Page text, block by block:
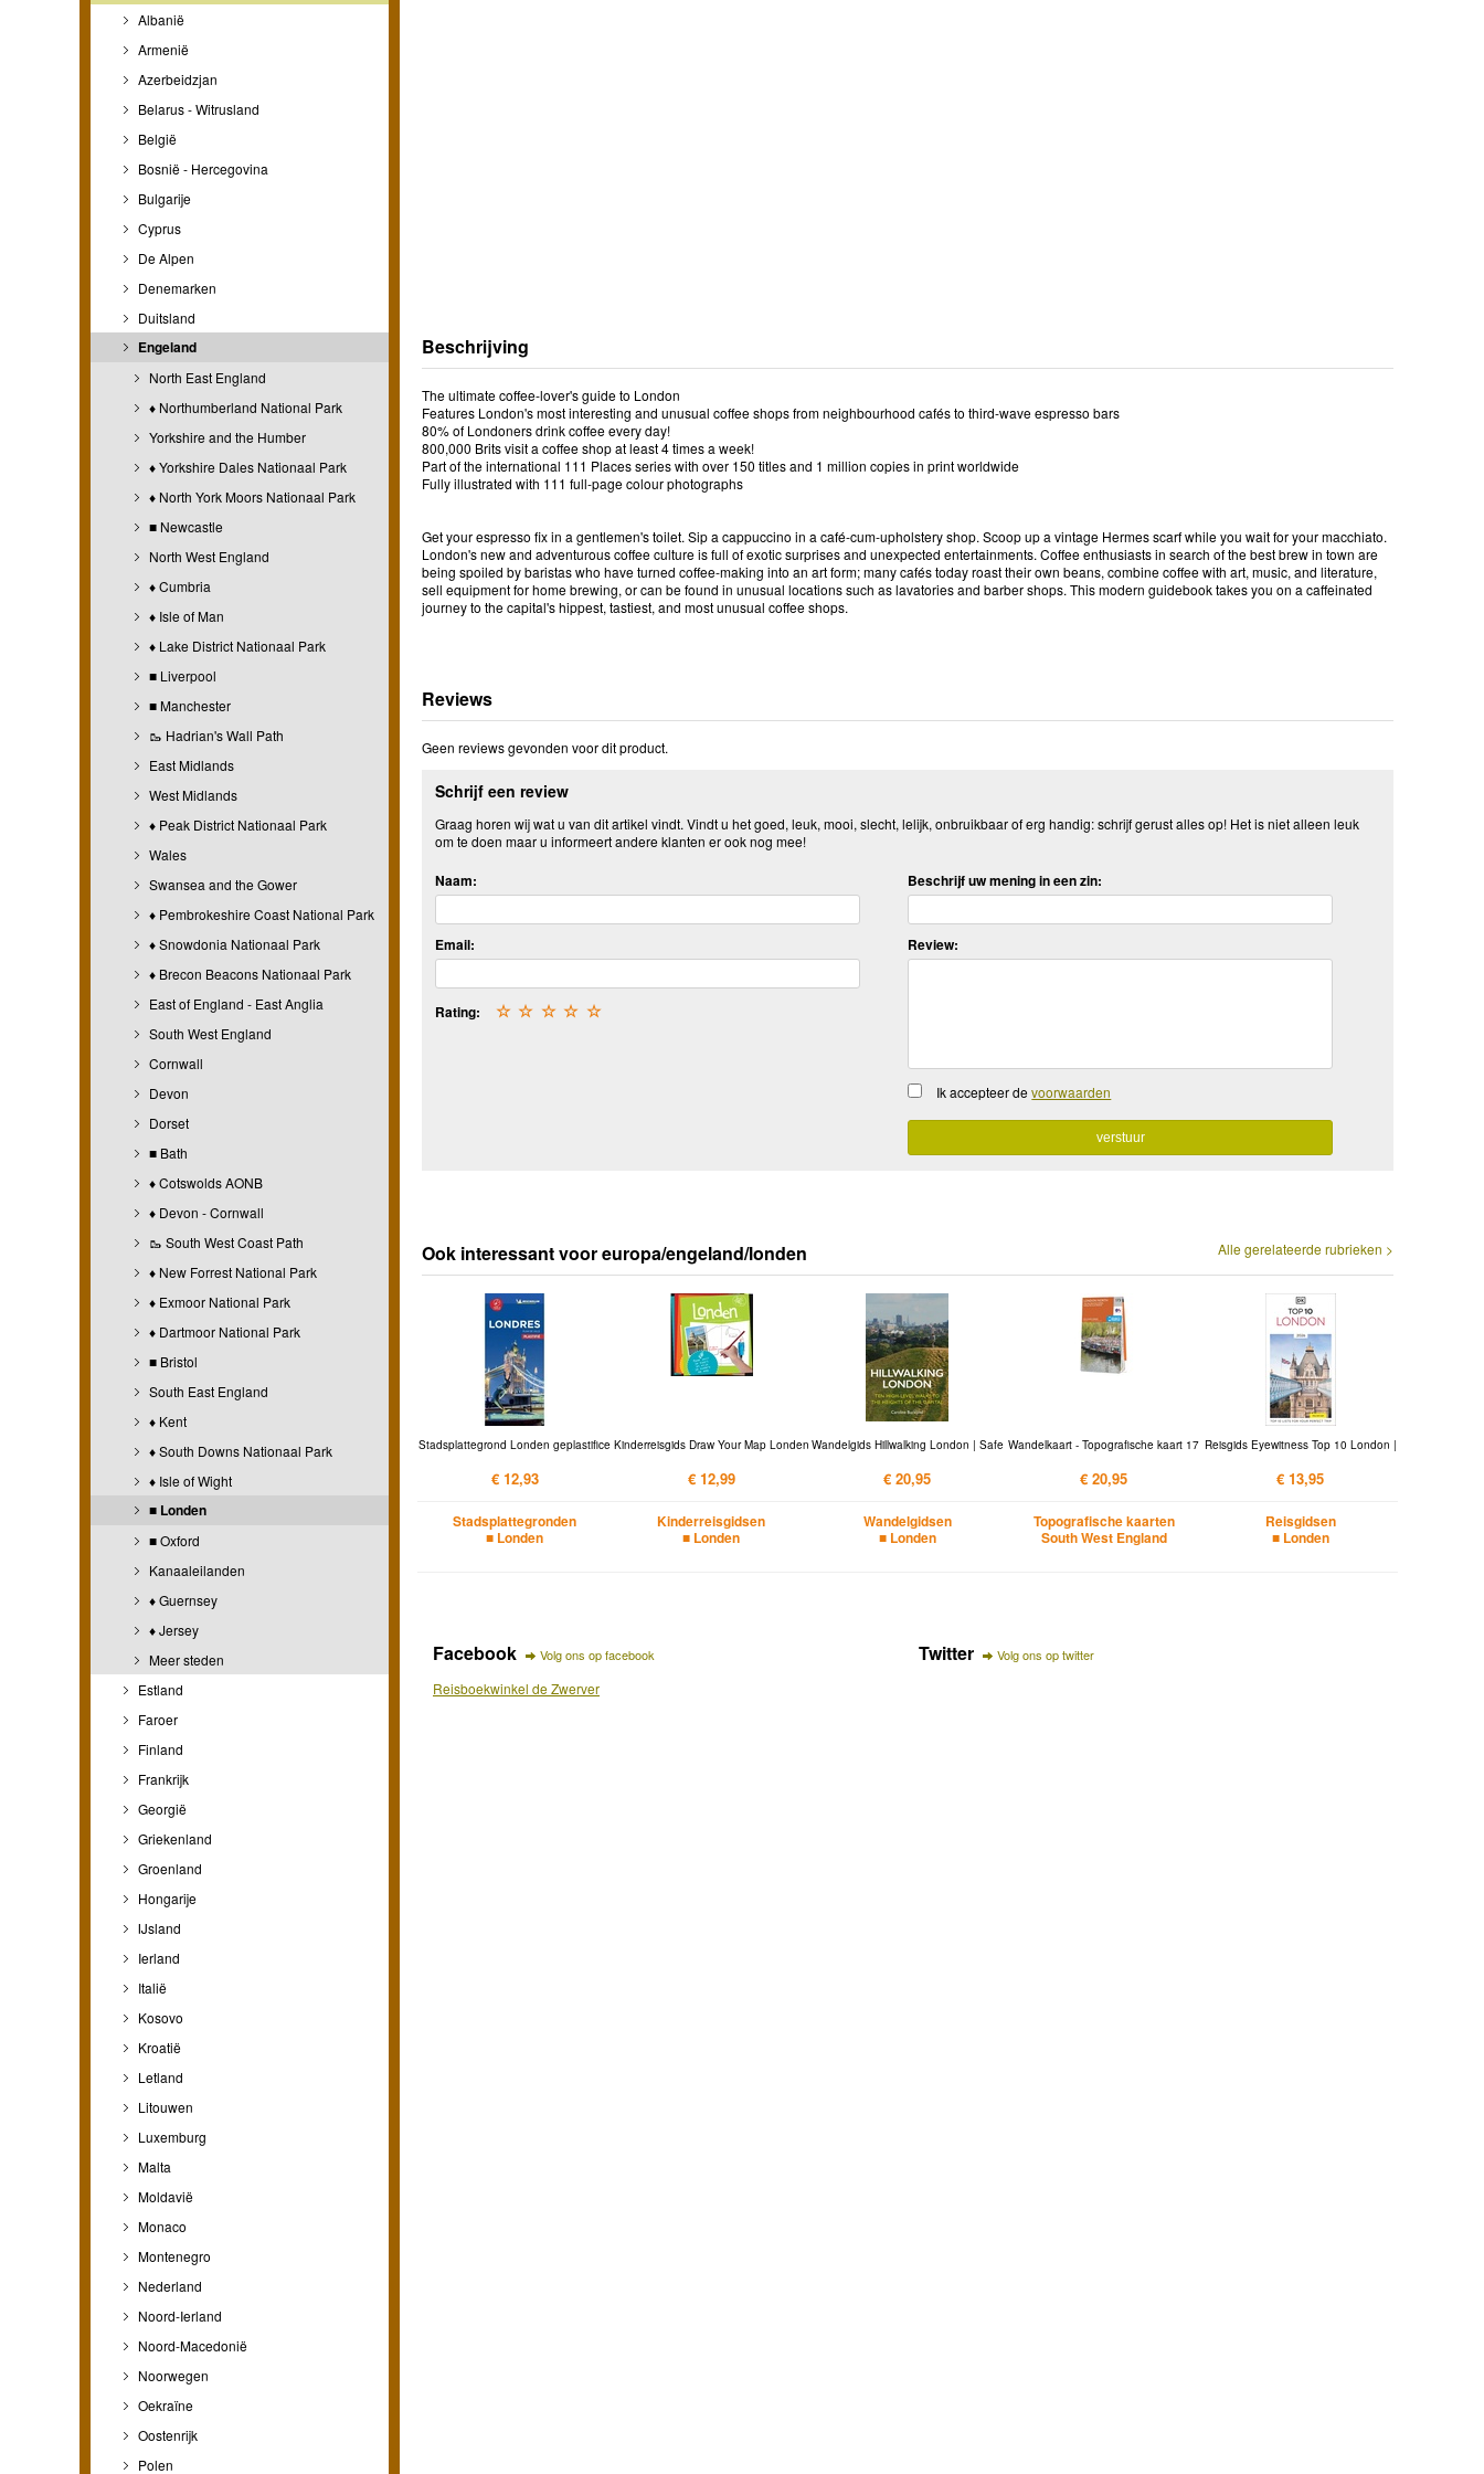
Albanië
Armenië
Azerbeidzjan
Belarus - Witrusland
België
Bosnië - Hercegovina
Bulgarije
Cyprus
De Alpen
Denemarken
Duitsland
Engeland
North East England
♦ Northumberland National Park
Yorkshire and the Humber
♦ Yorkshire Dales Nationaal Park
♦ North York Moors Nationaal Park
■ Newcastle
North West England
♦ Cumbria
♦ Isle of Man
♦ Lake District Nationaal Park
■ Liverpool
■ Manchester
🥾 Hadrian's Wall Path
East Midlands
West Midlands
♦ Peak District Nationaal Park
Wales
Swansea and the Gower
♦ Pembrokeshire Coast National Park
♦ Snowdonia Nationaal Park
♦ Brecon Beacons Nationaal Park
East of England - East Anglia
South West England
Cornwall
Devon
Dorset
■ Bath
♦ Cotswolds AONB
♦ Devon - Cornwall
🥾 South West Coast Path
♦ New Forrest National Park
♦ Exmoor National Park
♦ Dartmoor National Park
■ Bristol
South East England
♦ Kent
♦ South Downs Nationaal Park
♦ Isle of Wight
■ Londen
■ Oxford
Kanaaleilanden
♦ Guernsey
♦ Jersey
Meer steden
Estland
Faroer
Finland
Frankrijk
Georgië
Griekenland
Groenland
Hongarije
IJsland
Ierland
Italië
Kosovo
Kroatië
Letland
Litouwen
Luxemburg
Malta
Moldavië
Monaco
Montenegro
Nederland
Noord-Ierland
Noord-Macedonië
Noorwegen
Oekraïne
Oostenrijk
Polen
Beschrijving
The ultimate coffee-lover's guide to London
Features London's most interesting and unusual coffee shops from neighbourhood cafés to third-wave espresso bars
80% of Londoners drink coffee every day!
800,000 Brits visit a coffee shop at least 4 times a week!
Part of the international 111 Places series with over 150 titles and 1 million copies in print worldwide
Fully illustrated with 111 full-page colour photographs
Get your espresso fix in a gentlemen's toilet. Sip a cappuccino in a café-cum-upholstery shop. Scoop up a vintage Hermes scarf while you wait for your macchiato.
London's new and adventurous coffee culture is full of exotic surprises and unexpected entertainments. Coffee enthusiasts in search of the best brew in town are
being spoiled by baristas who have turned coffee-making into an art form; many cafés today roast their own beans, combine coffee with art, music, and literature,
sell equipment for home brewing, or can be found in unusual locations such as lavatories and barber shops. This modern guidebook takes you on a caffeinated
journey to the capital's hippest, tastiest, and most unusual coffee shops.
Reviews
Geen reviews gevonden voor dit product.
Schrijf een review
Graag horen wij wat u van dit artikel vindt. Vindt u het goed, leuk, mooi, slecht, lelijk, onbruikbaar of erg handig: schrijf gerust alles op! Het is niet alleen leuk
om te doen maar u informeert andere klanten er ook nog mee!
Naam:
Email:
Rating: ☆
☆
☆
☆
☆
Beschrijf uw mening in een zin:
Review:
Ik accepteer devoorwaarden
Alle gerelateerde rubrieken >
Ook interessant voor europa/engeland/londen
Stadsplattegrond Londen geplastifice
€ 12,93
Stadsplattegronden
■ Londen
Kinderreisgids Draw Your Map Londen
€ 12,99
Kinderreisgidsen
■ Londen
Wandelgids Hillwalking London | Safe
€ 20,95
Wandelgidsen
■ Londen
Wandelkaart - Topografische kaart 17
€ 20,95
Topografische kaarten
South West England
Reisgids Eyewitness Top 10 London |
€ 13,95
Reisgidsen
■ Londen
Facebook Volg ons op facebook
Reisboekwinkel de Zwerver
Twitter Volg ons op twitter